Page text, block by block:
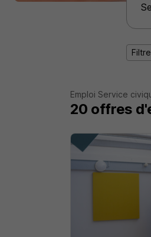
Emploi Service
20 offres